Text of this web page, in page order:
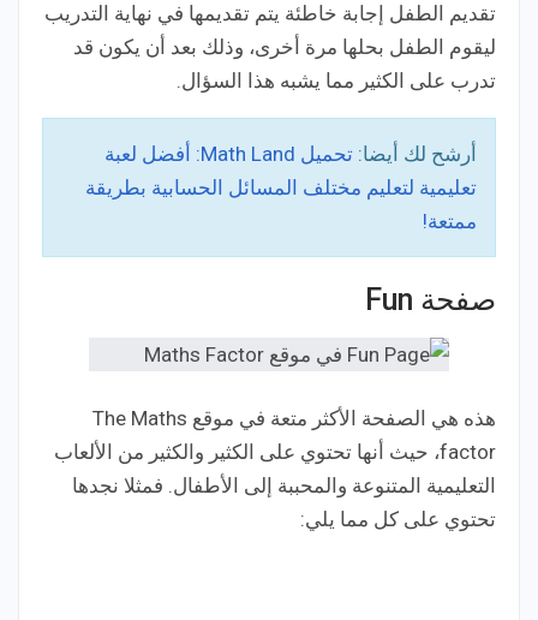
تقديم الطفل إجابة خاطئة يتم تقديمها في نهاية التدريب
ليقوم الطفل بحلها مرة أخرى، وذلك بعد أن يكون قد
تدرب على الكثير مما يشبه هذا السؤال.
أرشح لك أيضا:
تحميل Math Land: أفضل لعبة
تعليمية لتعليم مختلف المسائل الحسابية بطريقة
ممتعة!
صفحة Fun
هذه هي الصفحة الأكثر متعة في موقع The Maths
factor، حيث أنها تحتوي على الكثير والكثير من الألعاب
التعليمية المتنوعة والمحببة إلى الأطفال. فمثلا نجدها
تحتوي على كل مما يلي: